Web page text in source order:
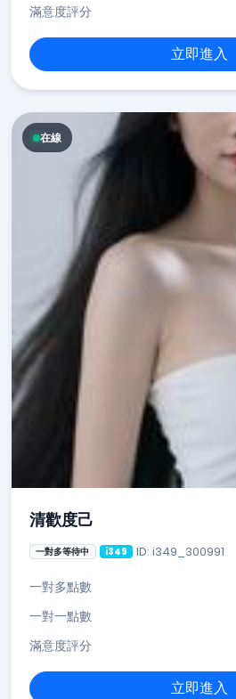
滿意度評分
立即進入
在線
清歡度己
一對多等待中 i349 ID: i349_300991
一對多點數
一對一點數
滿意度評分
立即進入